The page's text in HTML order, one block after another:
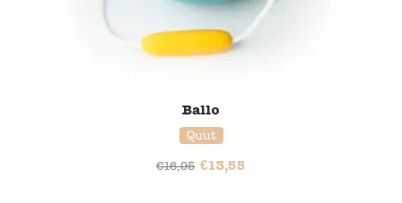
Ballo
Quut
€16,95 €13,55